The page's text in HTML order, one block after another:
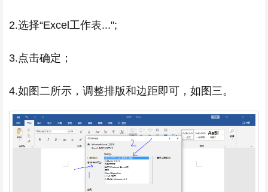
2.选择“Excel工作表...";
3.点击确定；
4.如图二所示，调整排版和边距即可，如图三。